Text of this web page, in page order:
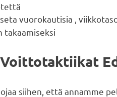
vuorokautisia ,
takaamiseksi
siihen, että annamme